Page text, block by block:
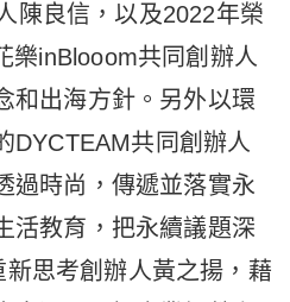
陳良信，以及2022年榮
樂inBlooom共同創辦人
和出海方針。另外以環
DYCTEAM共同創辦人
過時尚，傳遞並落實永
活教育，把永續議題深
思考創辦人黃之揚，藉